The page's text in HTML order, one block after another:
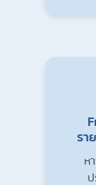
รา
ห
ป